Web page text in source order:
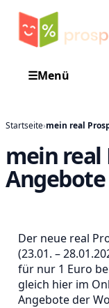
☰Menü
Startseite›mein real
mein real
Angebote
Der neue real
(23.01. –
für nur 1 Euro
gleich hier im
Angebote der